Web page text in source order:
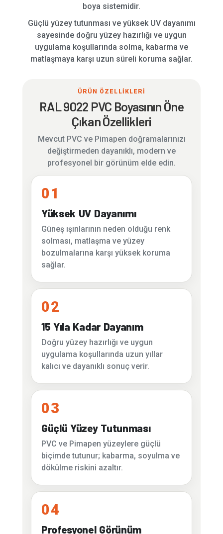
boya sistemidir.
Güçlü yüzey tutunması ve yüksek UV dayanımı
sayesinde doğru yüzey hazırlığı ve uygun
uygulama koşullarında solma, kabarma ve
matlaşmaya karşı uzun süreli koruma sağlar.
ÜRÜN ÖZELLİKLERİ
RAL 9022 PVC Boyasının Öne
Çıkan Özellikleri
Mevcut PVC ve Pimapen doğramalarınızı
değiştirmeden dayanıklı, modern ve
profesyonel bir görünüm elde edin.
01
Yüksek UV Dayanımı
Güneş ışınlarının neden olduğu renk
solması, matlaşma ve yüzey
bozulmalarına karşı yüksek koruma
sağlar.
02
15 Yıla Kadar Dayanım
Doğru yüzey hazırlığı ve uygun
uygulama koşullarında uzun yıllar
kalıcı ve dayanıklı sonuç verir.
03
Güçlü Yüzey Tutunması
PVC ve Pimapen yüzeylere güçlü
biçimde tutunur; kabarma, soyulma ve
dökülme riskini azaltır.
04
Profesyonel Görünüm